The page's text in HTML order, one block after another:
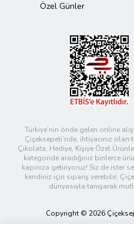
Özel Günler
Türkiye’nin önde gelen online
Çiçeksepeti’nde, ihtiyacınız
Çikolata, Hediye, Kişiye Özel
kategoride aradığınız binlerce
kapınıza getiriyoruz! Siz de ister
kendiniz için sipariş verebilir;
dünyasıyla tanışarak
Copyright © 2026